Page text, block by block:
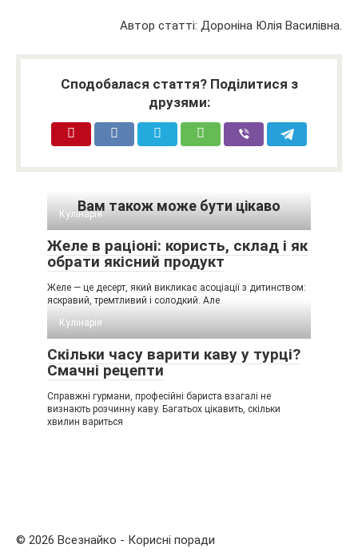
Автор статті: Дороніна Юлія Василівна.
Сподобалася стаття? Поділитися з
друзями:
Вам також може бути цікаво
Кулінарія
Желе в раціоні: користь, склад і як
обрати якісний продукт
Желе — це десерт, який викликає асоціації з дитинством:
яскравий, тремтливий і солодкий. Але
Кулінарія
Скільки часу варити каву у турці?
Смачні рецепти
Справжні гурмани, професійні бариста взагалі не
визнають розчинну каву. Багатьох цікавить, скільки
хвилин вариться
© 2026 Всезнайко - Корисні поради